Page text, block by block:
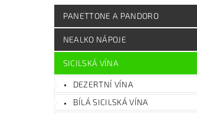
ČOKOLÁDY
EXTRA
SICILSKÉ DELIKATESY
PANETTONE A PANDORO
NEALKO NÁPOJE
SICILSKÁ VÍNA
DEZERTNÍ VÍNA
BÍLÁ SICILSKÁ VÍNA